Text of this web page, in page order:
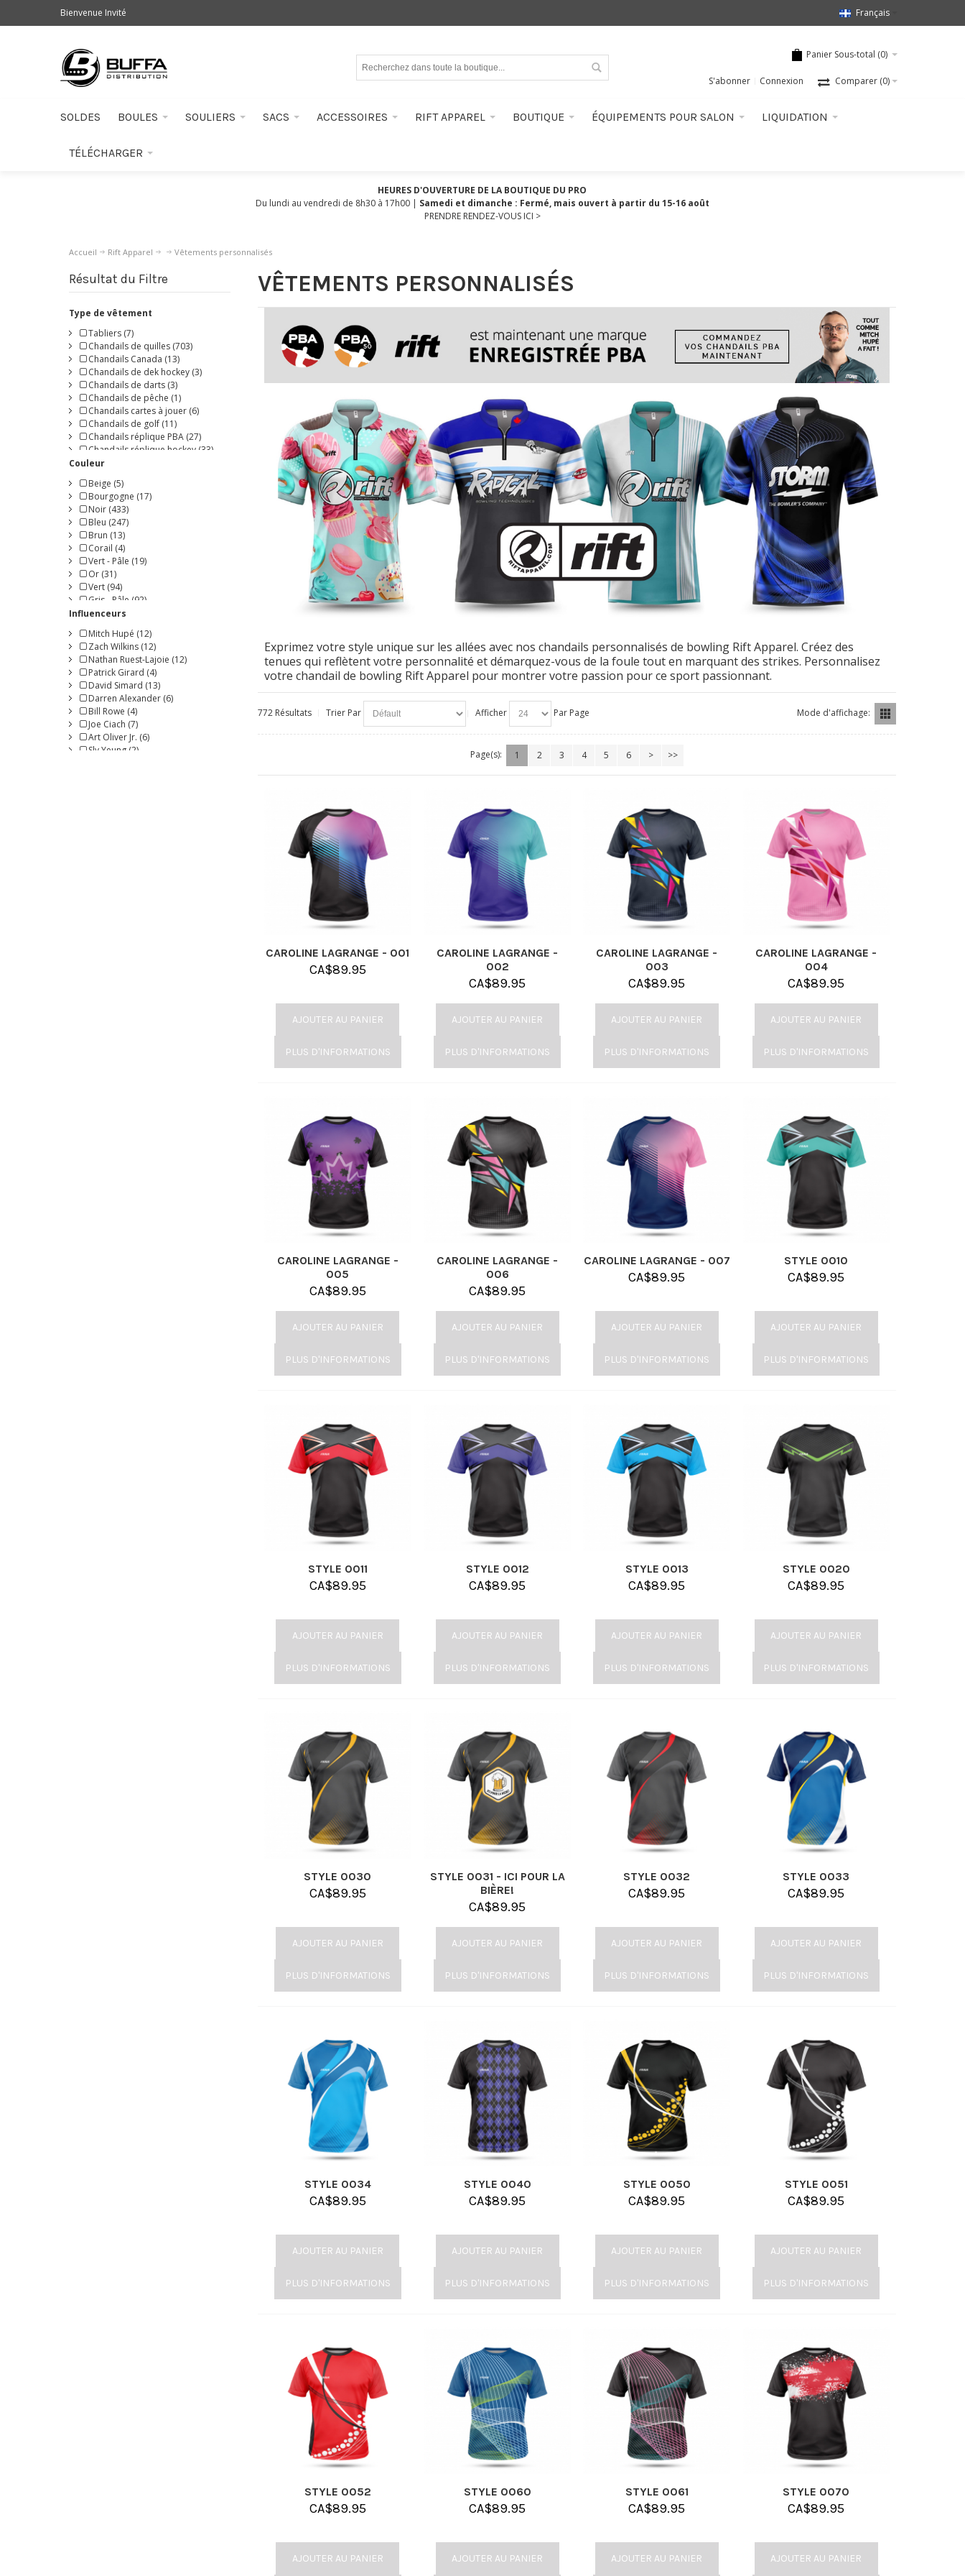
Bienvenue Invité Français
Panier Sous-total (0)
Comparer (0)
S'abonner Connexion
SOLDES BOULES SOULIERS SACS ACCESSOIRES RIFT APPAREL BOUTIQUE ÉQUIPEMENTS POUR SALON LIQUIDATION
TÉLÉCHARGER
HEURES D'OUVERTURE DE LA BOUTIQUE DU PRO
Du lundi au vendredi de 8h30 à 17h00 | Samedi et dimanche : Fermé, mais ouvert à partir du 15-16 août
PRENDRE RENDEZ-VOUS ICI >
Accueil Rift Apparel Vêtements personnalisés
Résultat du Filtre
Type de vêtement
Tabliers (7)
Chandails de quilles (703)
Chandails Canada (13)
Chandails de dek hockey (3)
Chandails de darts (3)
Chandails de pêche (1)
Chandails cartes à jouer (6)
Chandails de golf (11)
Chandails réplique PBA (27)
Chandails réplique hockey (33)
Chandails capuchon (6)
Cols Ronds (5)
Polos (3)
CTF (7)
YBT (46)
Couleur
Beige (5)
Bourgogne (17)
Noir (433)
Bleu (247)
Brun (13)
Corail (4)
Vert - Pâle (19)
Or (31)
Vert (94)
Gris - Pâle (92)
Gris - Foncé (142)
Bleu Marin (47)
Pêche (4)
Mauve (93)
Rose (136)
Rouge (221)
Sable (6)
Royal (1)
Turquoise - Foncé (3)
Turquoise (69)
Influenceurs
Mitch Hupé (12)
Zach Wilkins (12)
Nathan Ruest-Lajoie (12)
Patrick Girard (4)
David Simard (13)
Darren Alexander (6)
Bill Rowe (4)
Joe Ciach (7)
Art Oliver Jr. (6)
Sly Yeung (2)
VÊTEMENTS PERSONNALISÉS
Exprimez votre style unique sur les allées avec nos chandails personnalisés de bowling Rift Apparel. Créez des
tenues qui reflètent votre personnalité et démarquez-vous de la foule tout en marquant des strikes. Personnalisez
votre chandail de bowling Rift Apparel pour montrer votre passion pour ce sport passionnant.
772 Résultats Trier Par Afficher Par Page Mode d'affichage:
Page(s): 1 2 3 4 5 6 > >>
CAROLINE LAGRANGE - 001
CA$89.95
AJOUTER AU PANIER
PLUS D'INFORMATIONS
CAROLINE LAGRANGE -
002
CA$89.95
AJOUTER AU PANIER
PLUS D'INFORMATIONS
CAROLINE LAGRANGE -
003
CA$89.95
AJOUTER AU PANIER
PLUS D'INFORMATIONS
CAROLINE LAGRANGE -
004
CA$89.95
AJOUTER AU PANIER
PLUS D'INFORMATIONS
CAROLINE LAGRANGE -
005
CA$89.95
AJOUTER AU PANIER
PLUS D'INFORMATIONS
CAROLINE LAGRANGE -
006
CA$89.95
AJOUTER AU PANIER
PLUS D'INFORMATIONS
CAROLINE LAGRANGE - 007
CA$89.95
AJOUTER AU PANIER
PLUS D'INFORMATIONS
STYLE 0010
CA$89.95
AJOUTER AU PANIER
PLUS D'INFORMATIONS
STYLE 0011
CA$89.95
AJOUTER AU PANIER
PLUS D'INFORMATIONS
STYLE 0012
CA$89.95
AJOUTER AU PANIER
PLUS D'INFORMATIONS
STYLE 0013
CA$89.95
AJOUTER AU PANIER
PLUS D'INFORMATIONS
STYLE 0020
CA$89.95
AJOUTER AU PANIER
PLUS D'INFORMATIONS
STYLE 0030
CA$89.95
AJOUTER AU PANIER
PLUS D'INFORMATIONS
STYLE 0031 - ICI POUR LA
BIÈRE!
CA$89.95
AJOUTER AU PANIER
PLUS D'INFORMATIONS
STYLE 0032
CA$89.95
AJOUTER AU PANIER
PLUS D'INFORMATIONS
STYLE 0033
CA$89.95
AJOUTER AU PANIER
PLUS D'INFORMATIONS
STYLE 0034
CA$89.95
AJOUTER AU PANIER
PLUS D'INFORMATIONS
STYLE 0040
CA$89.95
AJOUTER AU PANIER
PLUS D'INFORMATIONS
STYLE 0050
CA$89.95
AJOUTER AU PANIER
PLUS D'INFORMATIONS
STYLE 0051
CA$89.95
AJOUTER AU PANIER
PLUS D'INFORMATIONS
STYLE 0052
CA$89.95
AJOUTER AU PANIER
STYLE 0060
CA$89.95
AJOUTER AU PANIER
STYLE 0061
CA$89.95
AJOUTER AU PANIER
STYLE 0070
CA$89.95
AJOUTER AU PANIER